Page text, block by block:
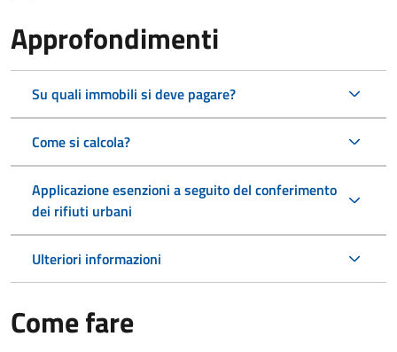
Approfondimenti
Su quali immobili si deve pagare?
Come si calcola?
Applicazione esenzioni a seguito del conferimento
dei rifiuti urbani
Ulteriori informazioni
Come fare